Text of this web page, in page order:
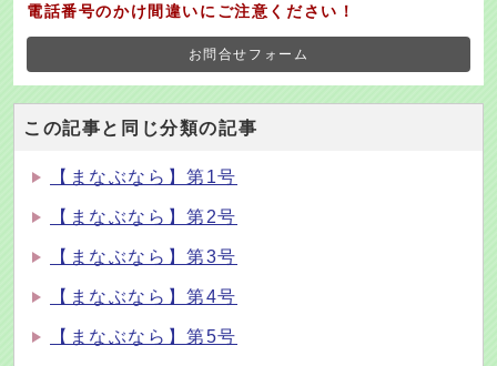
電話番号のかけ間違いにご注意ください！
お問合せフォーム
この記事と同じ分類の記事
【まなぶなら】第1号
【まなぶなら】第2号
【まなぶなら】第3号
【まなぶなら】第4号
【まなぶなら】第5号